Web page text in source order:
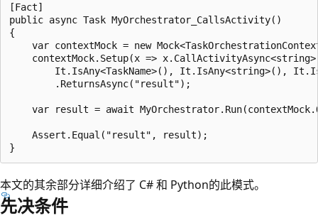
[Fact]
public async Task MyOrchestrator_CallsActivity()
{
var contextMock = new
contextMock.Setup(x =>
It.IsAny<TaskName>(), It.IsAny<string>(),
        .ReturnsAsync("result");
var result = await
    Assert.Equal("result", result);
本文的其余部分详细介绍了 C# 和 Python的此模式。
先决条件